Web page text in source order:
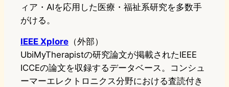
ィア・AIを応用した医療・福祉系研究を多数手
がける。
IEEE Xplore （外部）
UbiMyTherapistの研究論文が掲載されたIEEE
ICCEの論文を収録するデータベース。コンシュ
ーマーエレクトロニクス分野における査読付き